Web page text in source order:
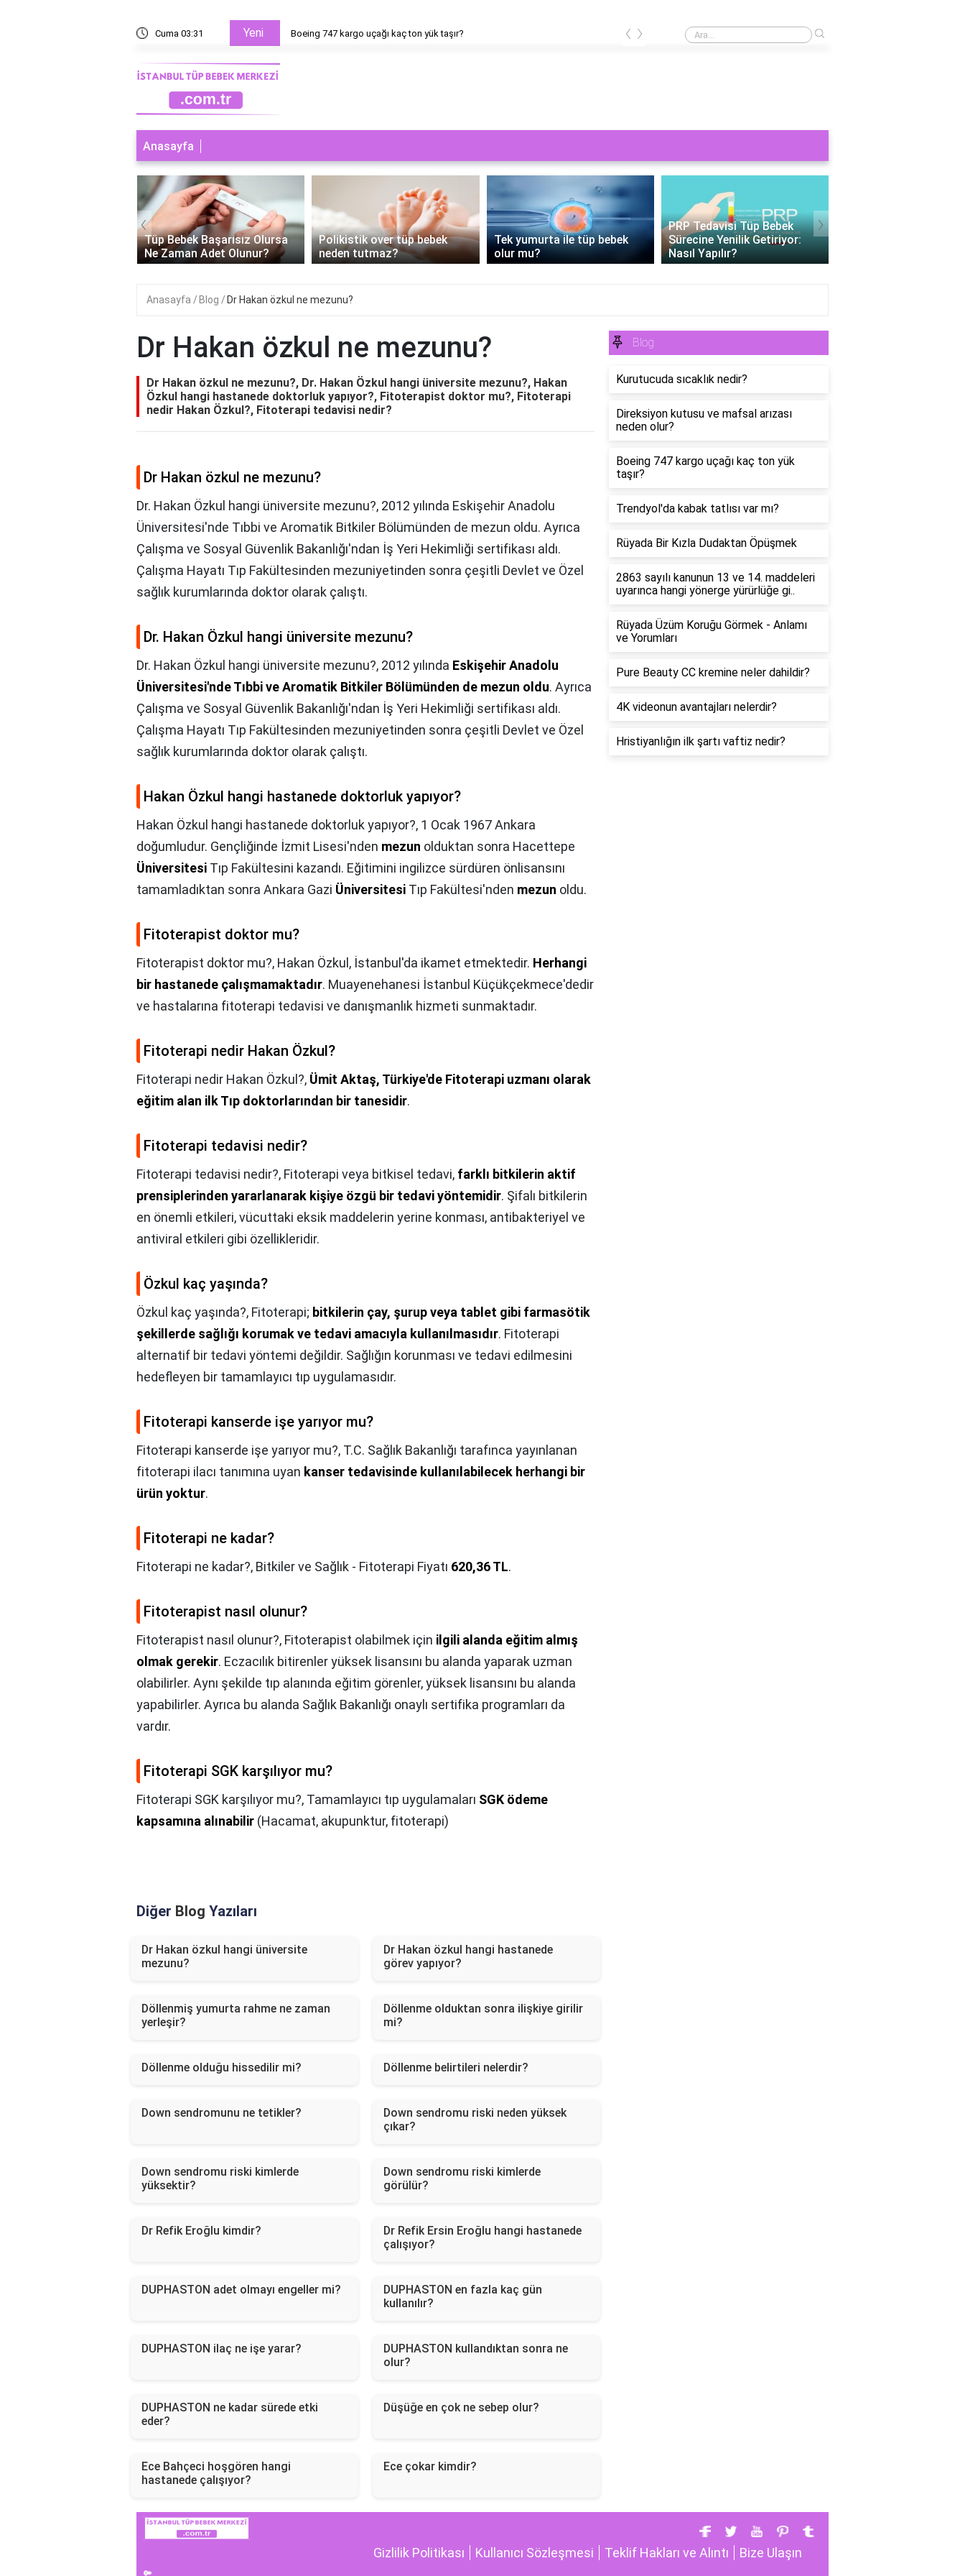
Cuma 03:31 Yeni Boeing 747 kargo uçağı kaç ton yük taşır? Boeing 747 kargo uçağı kaç ton yük taşır?
‹ ›
Anasayfa
Bebek Başarısız Olursa
Polikistik over tüp bebek
neden tutmaz?
Tek yumurta ile tüp bebek
olur mu?
PRP Tedavisi Tüp Bebek
Sürecine Yenilik Getiriyor:
Nasıl Yapılır?
Tüp Bebek 11 Gün Beta HCG
Değerleri: Gebelik
Belirteçlerinin Anlamı
‹ ›
Anasayfa Blog Dr Hakan özkul ne mezunu?
Dr Hakan özkul ne mezunu?
Dr Hakan özkul ne mezunu?, Dr. Hakan Özkul hangi üniversite mezunu?, Hakan
Özkul hangi hastanede doktorluk yapıyor?, Fitoterapist doktor mu?, Fitoterapi
nedir Hakan Özkul?, Fitoterapi tedavisi nedir?
Dr Hakan özkul ne mezunu?
Dr. Hakan Özkul hangi üniversite mezunu?, 2012 yılında Eskişehir Anadolu
Üniversitesi'nde Tıbbi ve Aromatik Bitkiler Bölümünden de mezun oldu. Ayrıca
Çalışma ve Sosyal Güvenlik Bakanlığı'ndan İş Yeri Hekimliği sertifikası aldı.
Çalışma Hayatı Tıp Fakültesinden mezuniyetinden sonra çeşitli Devlet ve Özel
sağlık kurumlarında doktor olarak çalıştı.
Dr. Hakan Özkul hangi üniversite mezunu?
Dr. Hakan Özkul hangi üniversite mezunu?, 2012 yılında Eskişehir Anadolu
Üniversitesi'nde Tıbbi ve Aromatik Bitkiler Bölümünden de mezun oldu. Ayrıca
Çalışma ve Sosyal Güvenlik Bakanlığı'ndan İş Yeri Hekimliği sertifikası aldı.
Çalışma Hayatı Tıp Fakültesinden mezuniyetinden sonra çeşitli Devlet ve Özel
sağlık kurumlarında doktor olarak çalıştı.
Hakan Özkul hangi hastanede doktorluk yapıyor?
Hakan Özkul hangi hastanede doktorluk yapıyor?, 1 Ocak 1967 Ankara
doğumludur. Gençliğinde İzmit Lisesi'nden mezun olduktan sonra Hacettepe
Üniversitesi Tıp Fakültesini kazandı. Eğitimini ingilizce sürdüren önlisansını
tamamladıktan sonra Ankara Gazi Üniversitesi Tıp Fakültesi'nden mezun oldu.
Fitoterapist doktor mu?
Fitoterapist doktor mu?, Hakan Özkul, İstanbul'da ikamet etmektedir. Herhangi
bir hastanede çalışmamaktadır. Muayenehanesi İstanbul Küçükçekmece'dedir
ve hastalarına fitoterapi tedavisi ve danışmanlık hizmeti sunmaktadır.
Fitoterapi nedir Hakan Özkul?
Fitoterapi nedir Hakan Özkul?, Ümit Aktaş, Türkiye'de Fitoterapi uzmanı olarak
eğitim alan ilk Tıp doktorlarından bir tanesidir.
Fitoterapi tedavisi nedir?
Fitoterapi tedavisi nedir?, Fitoterapi veya bitkisel tedavi, farklı bitkilerin aktif
prensiplerinden yararlanarak kişiye özgü bir tedavi yöntemidir. Şifalı bitkilerin
en önemli etkileri, vücuttaki eksik maddelerin yerine konması, antibakteriyel ve
antiviral etkileri gibi özellikleridir.
Özkul kaç yaşında?
Özkul kaç yaşında?, Fitoterapi; bitkilerin çay, şurup veya tablet gibi farmasötik
şekillerde sağlığı korumak ve tedavi amacıyla kullanılmasıdır. Fitoterapi
alternatif bir tedavi yöntemi değildir. Sağlığın korunması ve tedavi edilmesini
hedefleyen bir tamamlayıcı tıp uygulamasıdır.
Fitoterapi kanserde işe yarıyor mu?
Fitoterapi kanserde işe yarıyor mu?, T.C. Sağlık Bakanlığı tarafınca yayınlanan
fitoterapi ilacı tanımına uyan kanser tedavisinde kullanılabilecek herhangi bir
ürün yoktur.
Fitoterapi ne kadar?
Fitoterapi ne kadar?, Bitkiler ve Sağlık - Fitoterapi Fiyatı 620,36 TL.
Fitoterapist nasıl olunur?
Fitoterapist nasıl olunur?, Fitoterapist olabilmek için ilgili alanda eğitim almış
olmak gerekir. Eczacılık bitirenler yüksek lisansını bu alanda yaparak uzman
olabilirler. Aynı şekilde tıp alanında eğitim görenler, yüksek lisansını bu alanda
yapabilirler. Ayrıca bu alanda Sağlık Bakanlığı onaylı sertifika programları da
vardır.
Fitoterapi SGK karşılıyor mu?
Fitoterapi SGK karşılıyor mu?, Tamamlayıcı tıp uygulamaları SGK ödeme
kapsamına alınabilir (Hacamat, akupunktur, fitoterapi)
Diğer Blog Yazıları
Dr Hakan özkul hangi üniversite
mezunu?
Dr Hakan özkul hangi hastanede
görev yapıyor?
Döllenmiş yumurta rahme ne zaman
yerleşir?
Döllenme olduktan sonra ilişkiye girilir
mi?
Döllenme olduğu hissedilir mi? Döllenme belirtileri nelerdir?
Down sendromunu ne tetikler?
Down sendromu riski neden yüksek
çıkar?
Down sendromu riski kimlerde
yüksektir?
Down sendromu riski kimlerde
görülür?
Dr Refik Eroğlu kimdir?
Dr Refik Ersin Eroğlu hangi hastanede
çalışıyor?
DUPHASTON adet olmayı engeller mi?
DUPHASTON en fazla kaç gün
kullanılır?
DUPHASTON ilaç ne işe yarar?
DUPHASTON kullandıktan sonra ne
olur?
DUPHASTON ne kadar sürede etki
eder?
Düşüğe en çok ne sebep olur?
Ece Bahçeci hoşgören hangi
hastanede çalışıyor?
Ece çokar kimdir?
Blog
Kurutucuda sıcaklık nedir?
Direksiyon kutusu ve mafsal arızası
neden olur?
Boeing 747 kargo uçağı kaç ton yük
taşır?
Trendyol'da kabak tatlısı var mı?
Rüyada Bir Kızla Dudaktan Öpüşmek
2863 sayılı kanunun 13 ve 14. maddeleri
uyarınca hangi yönerge yürürlüğe gi..
Rüyada Üzüm Koruğu Görmek - Anlamı
ve Yorumları
Pure Beauty CC kremine neler dahildir?
4K videonun avantajları nelerdir?
Hristiyanlığın ilk şartı vaftiz nedir?
Gizlilik Politikası Kullanıcı Sözleşmesi Teklif Hakları ve Alıntı Bize Ulaşın